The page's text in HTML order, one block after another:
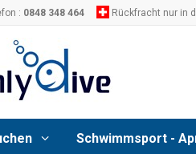
: 0848 348 464 Rückfracht nur in
Schwimmsport -